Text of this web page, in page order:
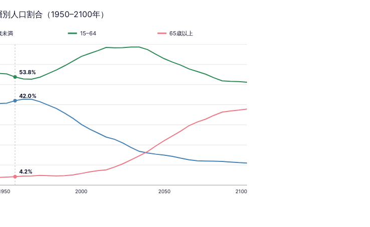
人口割合（1950–2100年）
2000 2050 2100
未満 15–64 65歳以上
42.0%
4.2%
53.8%